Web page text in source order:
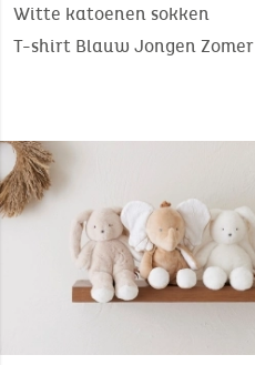
Witte katoenen sokken
T-shirt Blauw Jongen Zomer